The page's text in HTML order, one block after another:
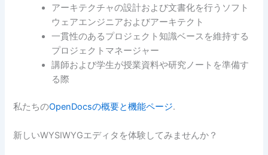
アーキテクチャの設計および文書化を行うソフト
ウェアエンジニアおよびアーキテクト
一貫性のあるプロジェクト知識ベースを維持する
プロジェクトマネージャー
講師および学生が授業資料や研究ノートを準備す
る際
私たちのOpenDocsの概要と機能ページ.
新しいWYSIWYGエディタを体験してみませんか？